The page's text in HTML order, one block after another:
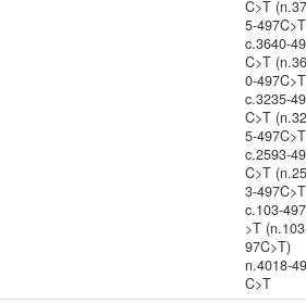
C>T
5-
c.3640-
C>T
0-
c.3235-
C>T
5-
c.2593-
C>T
3-
c.103-
>T
97C>T)
n.4018-
C>T